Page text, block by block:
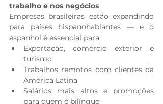
trabalho e nos negócios
Empresas brasileiras estão expandindo
para países hispanohablantes — e o
espanhol é essencial para:
Exportação, comércio exterior e
turismo
Trabalhos remotos com clientes da
América Latina
Salários mais altos e promoções
para quem é bilíngue